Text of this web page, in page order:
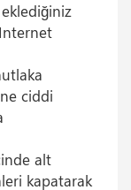
ciddi
alt
kapatarak